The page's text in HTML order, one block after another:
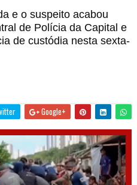
e o suspeito acabou
de Polícia da Capital e
de custódia nesta sexta-
Google+